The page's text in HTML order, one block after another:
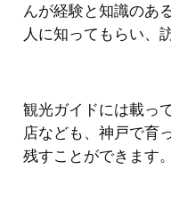
んが経験と知識のあ
人に知ってもらい、
観光ガイドには載っ
店なども、神戸で育
残すことができます